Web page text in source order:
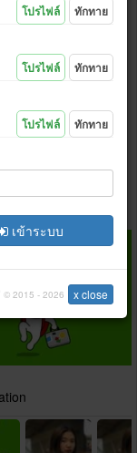
ชอบ
ติ
โปรไฟล์ ทักทาย
โปรไฟล์ ทักทาย
โปรไฟล์ ทักทาย
เข้าระบบ
© 2015 - 2026 x close